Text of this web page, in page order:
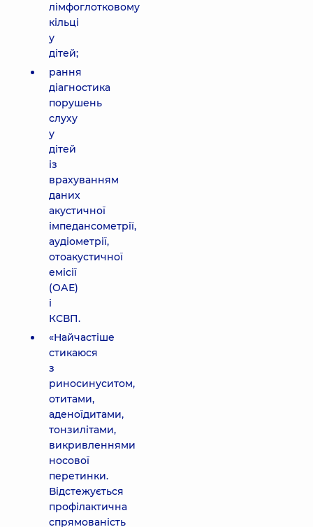
лімфоглотковому
кільці
у
дітей;
рання
діагностика
порушень
слуху
у
дітей
із
врахуванням
даних
акустичної
імпедансометрії,
аудіометрії,
отоакустичної
емісії
(ОАЕ)
і
КСВП.
«Найчастіше
стикаюся
з
риносинуситом,
отитами,
аденоїдитами,
тонзилітами,
викривленнями
носової
перетинки.
Відстежується
профілактична
спрямованість